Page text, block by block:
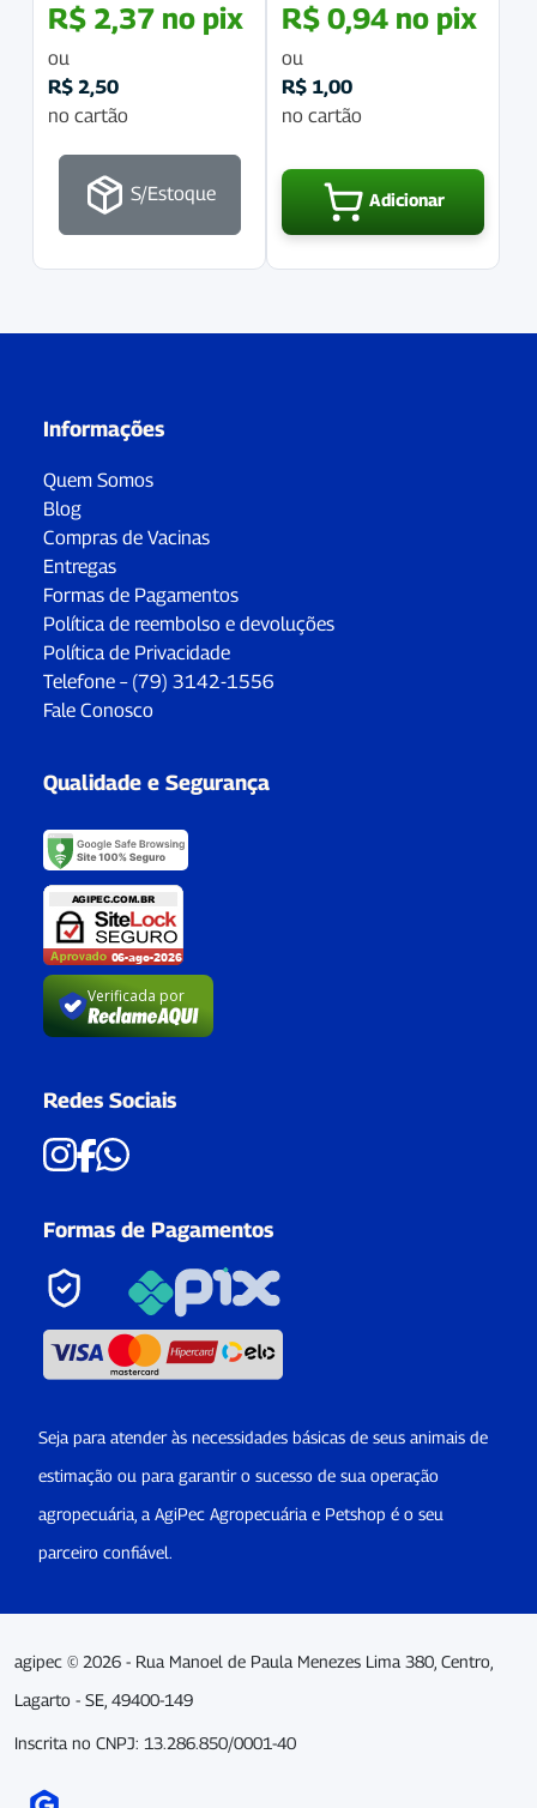
R$ 2,37 no pix
ou
R$ 2,50
no cartão
S/Estoque
R$ 0,94 no pix
ou
R$ 1,00
no cartão
Adicionar
Informações
Quem Somos
Blog
Compras de Vacinas
Entregas
Formas de Pagamentos
Política de reembolso e devoluções
Política de Privacidade
Telefone – (79) 3142-1556
Fale Conosco
Qualidade e Segurança
Verificada por
Redes Sociais
Formas de Pagamentos
Seja para atender às necessidades básicas de seus animais de
estimação ou para garantir o sucesso de sua operação
agropecuária, a AgiPec Agropecuária e Petshop é o seu
parceiro confiável.
agipec © 2026 - Rua Manoel de Paula Menezes Lima 380, Centro,
Lagarto - SE, 49400-149
Inscrita no CNPJ: 13.286.850/0001-40